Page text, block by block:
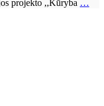
projekto ,,Kūryba …